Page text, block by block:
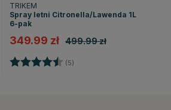
TRIKEM
Spray letni Citronella/Lawenda 1L
6-pak
349.99 zł 499.99 zł
Ocena: (5)